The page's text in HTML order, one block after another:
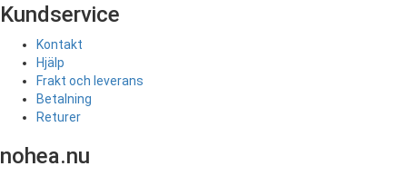
Kundservice
Kontakt
Hjälp
Frakt och leverans
Betalning
Returer
nohea.nu